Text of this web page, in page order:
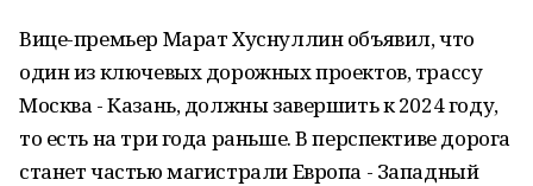
Вице-премьер Марат Хуснуллин объявил, что
один из ключевых дорожных проектов, трассу
Москва - Казань, должны завершить к 2024 году,
то есть на три года раньше. В перспективе дорога
станет частью магистрали Европа - Западный